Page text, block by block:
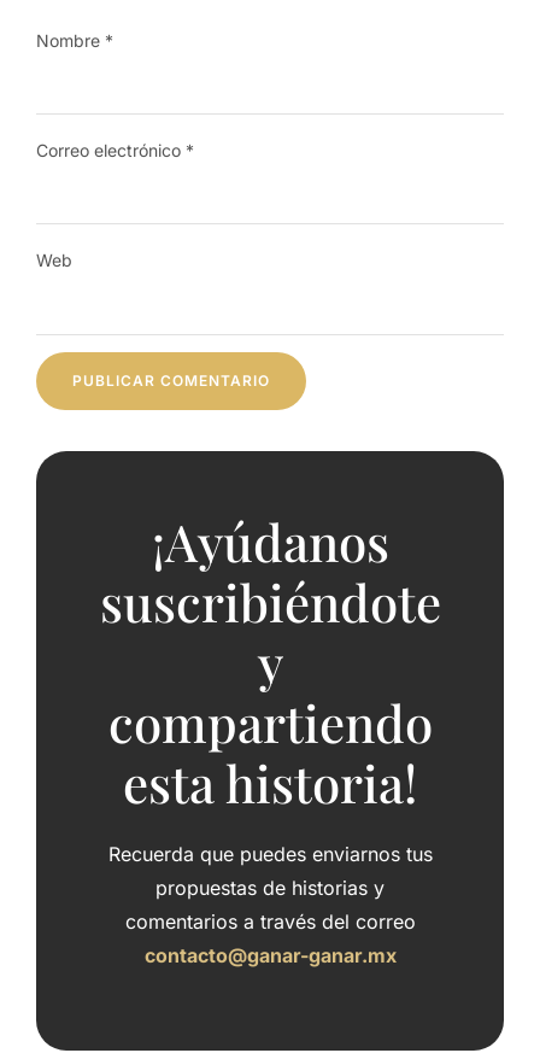
Nombre *
Correo electrónico *
Web
¡Ayúdanos
suscribiéndote
y
compartiendo
esta historia!
Recuerda que puedes enviarnos tus
propuestas de historias y
comentarios a través del correo
contacto@ganar-ganar.mx